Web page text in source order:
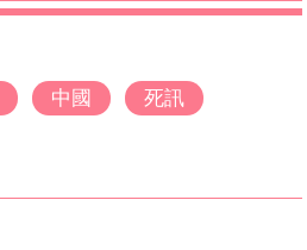
中國 死訊